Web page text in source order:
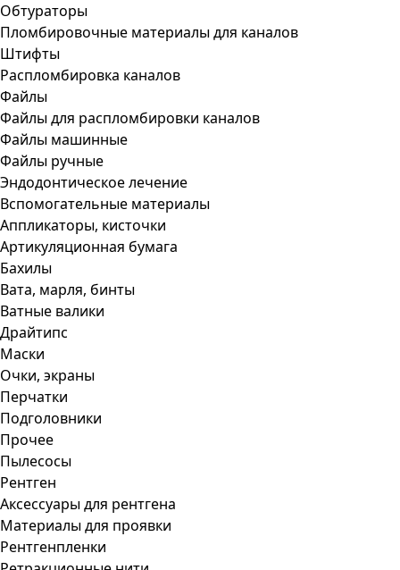
Обтураторы
Пломбировочные материалы для каналов
Штифты
Распломбировка каналов
Файлы
Файлы для распломбировки каналов
Файлы машинные
Файлы ручные
Эндодонтическое лечение
Вспомогательные материалы
Аппликаторы, кисточки
Артикуляционная бумага
Бахилы
Вата, марля, бинты
Ватные валики
Драйтипс
Маски
Очки, экраны
Перчатки
Подголовники
Прочее
Пылесосы
Рентген
Аксессуары для рентгена
Материалы для проявки
Рентгенпленки